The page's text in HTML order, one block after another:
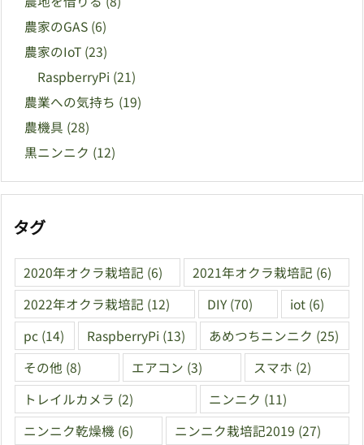
農家のGAS (6)
農家のIoT (23)
RaspberryPi (21)
農業への気持ち (19)
農機具 (28)
黒ニンニク (12)
タグ
2020年オクラ栽培記 (6) 2021年オクラ栽培記 (6)
2022年オクラ栽培記 (12) DIY (70) iot (6)
pc (14) RaspberryPi (13) あめつちニンニク (25)
その他 (8) エアコン (3) スマホ (2)
トレイルカメラ (2) ニンニク (11)
ニンニク乾燥機 (6) ニンニク栽培記2019 (27)